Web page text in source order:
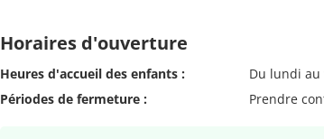
Horaires d'ouverture
Heures d'accueil des enfants :
Du lundi au
Périodes de fermeture :
Prendre